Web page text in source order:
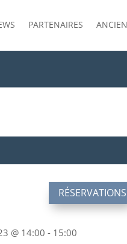
PARTENAIRES
RÉSERVATIONS
@ 14:00 - 15:00